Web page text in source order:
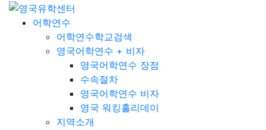
어학연수
어학연수학교검색
영국어학연수 + 비자
영국어학연수 장점
수속절차
영국어학연수 비자
영국 워킹홀리데이
지역소개